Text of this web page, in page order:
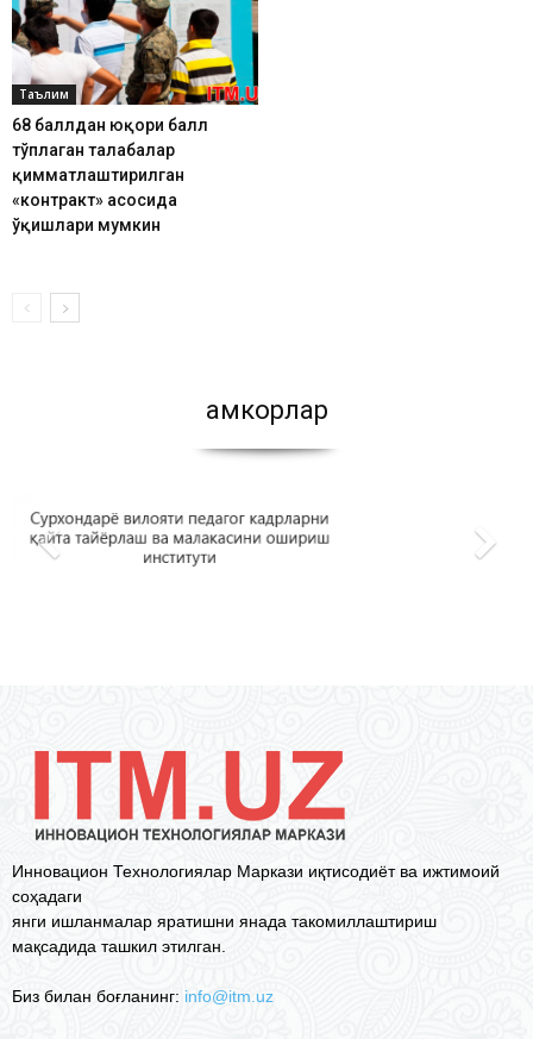
Таълим
68 баллдан юқори балл
тўплаган талабалар
қимматлаштирилган
«контракт» асосида
ўқишлари мумкин
Ҳамкорлар
Инновацион Технологиялар Маркази иқтисодиёт ва ижтимоий
соҳадаги
янги ишланмалар яратишни янада такомиллаштириш
мақсадида ташкил этилган.
Биз билан боғланинг: info@itm.uz